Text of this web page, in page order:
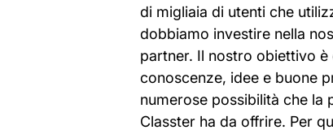
di migliaia di utenti che
dobbiamo investire nella
partner. Il nostro obiettivo
conoscenze, idee e buone
numerose possibilità che
Classter ha da offrire. Per